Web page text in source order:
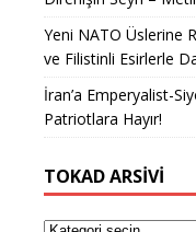
Yeni NATO Üslerine
ve Filistinli Esirlerle
İran’a Emperyalist-
Patriotlara Hayır!
TOKAD ARSIVI